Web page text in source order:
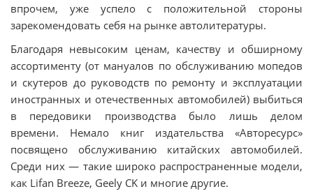
впрочем, уже успело с положительной стороны
зарекомендовать себя на рынке автолитературы.
Благодаря невысоким ценам, качеству и обширному
ассортименту (от мануалов по обслуживанию мопедов
и скутеров до руководств по ремонту и эксплуатации
иностранных и отечественных автомобилей) выбиться
в передовики производства было лишь делом
времени. Немало книг издательства «Авторесурс»
посвящено обслуживанию китайских автомобилей.
Среди них — такие широко распространенные модели,
как Lifan Breeze, Geely CK и многие другие.